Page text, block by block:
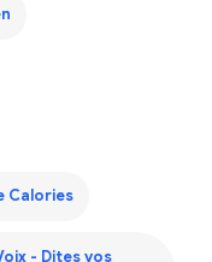
Calories
- Dites vos